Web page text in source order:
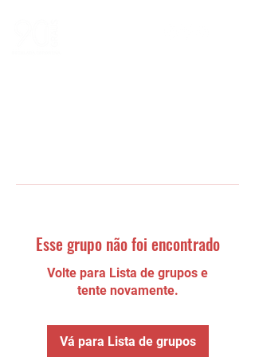
Esse grupo não foi encontrado
Volte para Lista de grupos e
tente novamente.
Vá para Lista de grupos